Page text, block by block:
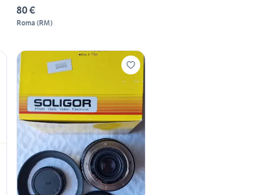
80 €
Roma (RM)